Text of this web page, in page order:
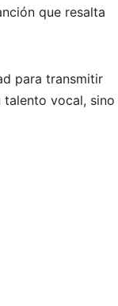
que resalta
para transmitir
talento vocal, sino